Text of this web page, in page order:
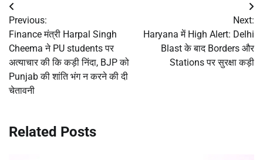
Post
navigation
Previous:
Finance मंत्री Harpal Singh
Cheema ने PU students पर
अत्याचार की कि कड़ी निंदा, BJP को
Punjab की शांति भंग न करने की दी
चेतावनी
Next:
Haryana में High Alert: Delhi
Blast के बाद Borders और
Stations पर सुरक्षा कड़ी
Related Posts